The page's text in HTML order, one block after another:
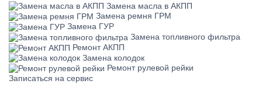
Замена масла в АКПП
Замена ремня ГРМ
Замена ГУР
Замена топливного фильтра
Ремонт АКПП
Замена колодок
Ремонт рулевой рейки
Записаться на сервис